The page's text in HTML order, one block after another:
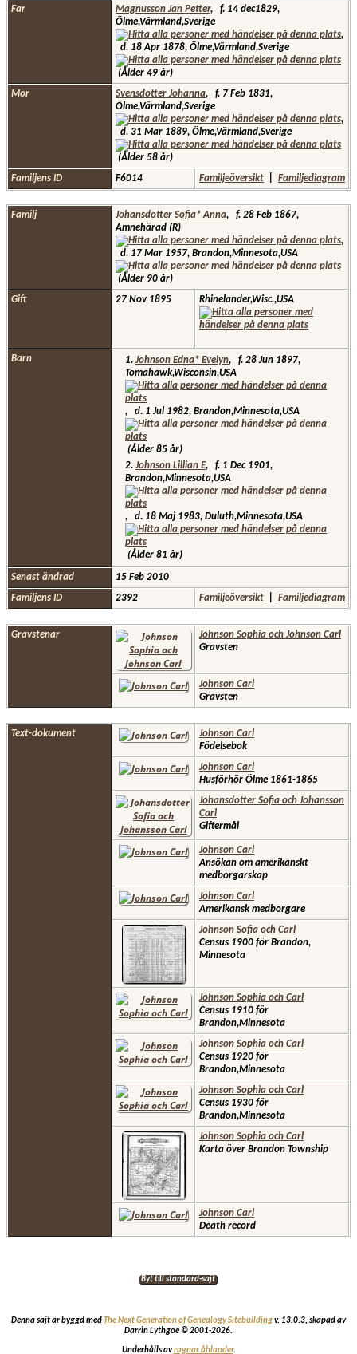
Far Magnusson Jan Petter, f. 14 dec1829,
Ölme,Värmland,Sverige
,
d. 18 Apr 1878, Ölme,Värmland,Sverige
(Ålder 49 år)
Mor
Svensdotter Johanna, f. 7 Feb 1831,
Ölme,Värmland,Sverige
,
d. 31 Mar 1889, Ölme,Värmland,Sverige
(Ålder 58 år)
Familjens ID
F6014 Familjeöversikt Familjediagram
Familj Johansdotter Sofia* Anna, f. 28 Feb 1867,
Amnehärad (R)
,
d. 17 Mar 1957, Brandon,Minnesota,USA
(Ålder 90 år)
Gift
27 Nov 1895 Rhinelander,Wisc.,USA
Barn 1. Johnson Edna* Evelyn, f. 28 Jun 1897,
Tomahawk,Wisconsin,USA
, d. 1 Jul 1982, Brandon,Minnesota,USA
(Ålder 85 år)
2. Johnson Lillian E, f. 1 Dec 1901,
Brandon,Minnesota,USA
, d. 18 Maj 1983, Duluth,Minnesota,USA
(Ålder 81 år)
Senast ändrad
15 Feb 2010
Familjens ID
2392 Familjeöversikt Familjediagram
Gravstenar
Johnson Sophia och Johnson Carl
Gravsten
Johnson Carl
Gravsten
Text-dokument
Johnson Carl
Födelsebok
Johnson Carl
Husförhör Ölme 1861-1865
Johansdotter Sofia och Johansson
Carl
Giftermål
Johnson Carl
Ansökan om amerikanskt
medborgarskap
Johnson Carl
Amerikansk medborgare
Johnson Sofia och Carl
Census 1900 för Brandon,
Minnesota
Johnson Sophia och Carl
Census 1910 för
Brandon,Minnesota
Johnson Sophia och Carl
Census 1920 för
Brandon,Minnesota
Johnson Sophia och Carl
Census 1930 för
Brandon,Minnesota
Johnson Sophia och Carl
Karta över Brandon Township
Johnson Carl
Death record
Byt till standard-sajt
Denna sajt är byggd med The Next Generation of Genealogy Sitebuildingv. 13.0.3, skapad av
Darrin Lythgoe © 2001-2026.
Underhålls avragnar åhlander.